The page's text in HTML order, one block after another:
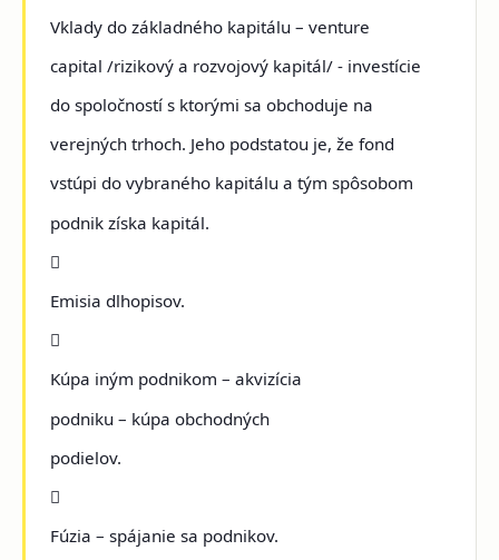
Vklady do základného kapitálu – venture
capital /rizikový a rozvojový kapitál/ - investície
do spoločností s ktorými sa obchoduje na
verejných trhoch. Jeho podstatou je, že fond
vstúpi do vybraného kapitálu a tým spôsobom
podnik získa kapitál.

Emisia dlhopisov.

Kúpa iným podnikom – akvizícia
podniku – kúpa obchodných
podielov.

Fúzia – spájanie sa podnikov.